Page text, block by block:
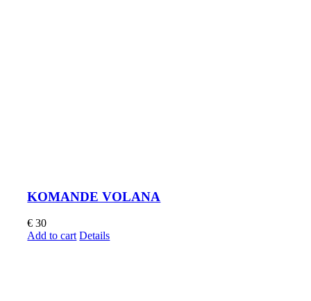
KOMANDE VOLANA
€ 30
Add to cart Details